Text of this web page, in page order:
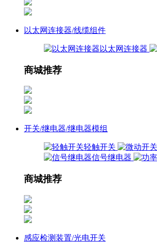
以太网连接器/线缆组件
以太网连接器
商城推荐
开关/继电器/继电器模组
轻触开关
信号继电器
商城推荐
感应检测装置/光电开关